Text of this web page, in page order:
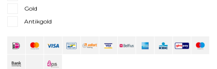
Gold
Antikgold